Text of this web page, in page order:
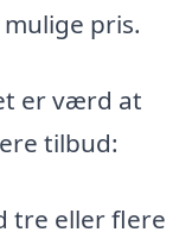
pris.
er værd at
tilbud:
tre eller flere